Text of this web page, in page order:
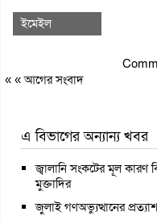
ইমেইল
« «আগের সংবাদ
এ বিভাগের অন্যান্য খবর
জ্বালানি সংকটের মূল কারণ
মুক্তাদির
জুলাই গণঅভ্যুত্থানের